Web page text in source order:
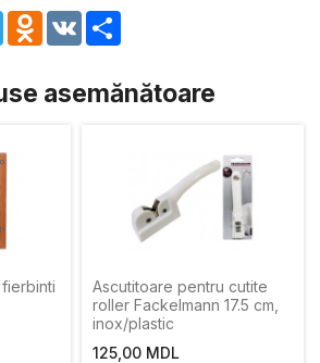
TelegramOdnoklassniki
VK
asemănătoare
Ascutitoare pentru cutite
roller Fackelmann 17.5 cm,
inox/plastic
125,00 MDL